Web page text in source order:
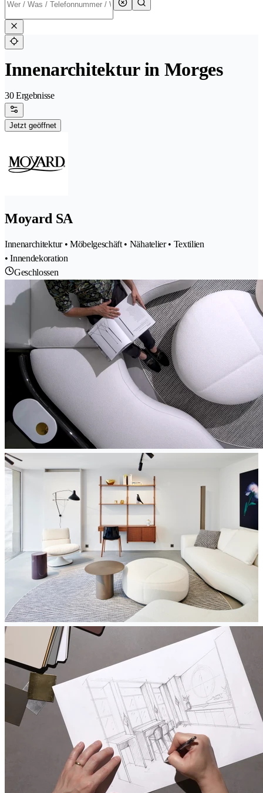
Innenarchitektur in Morges
30 Ergebnisse
Jetzt geöffnet
Moyard SA
Innenarchitektur • Möbelgeschäft • Nähatelier • Textilien
• Innendekoration
Geschlossen